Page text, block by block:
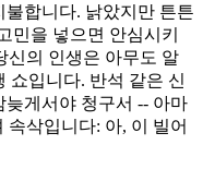
합니다. 낡았지만 튼튼
민을 넣으면 안심시키
신의 인생은 아무도 알
쇼입니다. 반석 같은 신
게서야 청구서 -- 아마
속삭입니다: 아, 이 빌어